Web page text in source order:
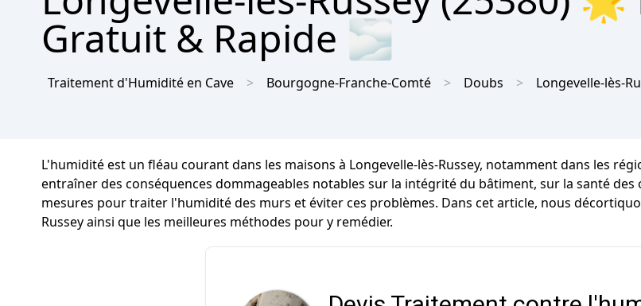
Gratuit & Rapide 🌫
Traitement d'Humidité en Cave Bourgogne-Franche-Comté Doubs Longevelle-lès-
L'humidité est un fléau courant dans les maisons à Longevelle-lès-Russey, notamment dans les
entraîner des conséquences dommageables notables sur la intégrité du bâtiment, sur la santé
mesures pour traiter l'humidité des murs et éviter ces problèmes. Dans cet article, nous
Russey ainsi que les meilleures méthodes pour y remédier.